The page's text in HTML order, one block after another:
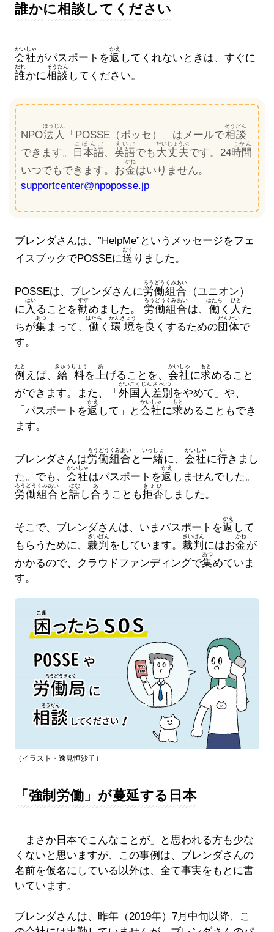
誰かに相談してください
会社
かいしゃ
がパスポートを返
かえ
してくれないときは、すぐに
誰
だれ
かに相談
そうだん
してください。
NPO法人
ほうじん
「POSSE（ポッセ）」はメールで相談
そうだん
できます。 日本語
にほんご
、英語
えいご
でも 大丈夫
だいじょうぶ
です。24時間
じかん
いつでもできます。お金
かね
はいりません。
supportcenter@npoposse.jp
ブレンダさんは、”HelpMe”というメッセージをフェ
イスブックでPOSSEに送
おく
りました。
POSSEは、ブレンダさんに労働
ろうどう
組合
くみあい
（ユニオン）
に入
はい
ることを勧
すす
めました。 労働
ろうどう
組合
くみあい
は、 働
はたら
く 人
ひと
た
ちが集
あつ
まって、 働
はたら
く 環境
かんきょう
を 良
よ
くするための団体
だんたい
で
す。
例
たと
えば、 給料
きゅうりょう
を上
あ
げることを、 会社
かいしゃ
に求
もと
めること
ができます。また、「 外国人
がいこくじん
差別
さべつ
をやめて」や、
「パスポートを返
かえ
して」と会社
かいしゃ
に求
もと
めることもでき
ます。
ブレンダさんは労働
ろうどう
組合
くみあい
と一緒
いっしょ
に、 会社
かいしゃ
に行
い
きまし
た。でも、 会社
かいしゃ
はパスポートを返
かえ
しませんでした。
労働
ろうどう
組合
くみあい
と話
はな
し合
あ
うことも拒否
きょひ
しました。
そこで、ブレンダさんは、いまパスポートを返
かえ
して
もらうために、 裁判
さいばん
をしています。 裁判
さいばん
にはお金
かね
が
かかるので、クラウドファンディングで集
あつ
めていま
す。
（イラスト・逸見恒沙子）
「強制労働」が蔓延する日本
「まさか日本でこんなことが」と思われる方も少な
くないと思いますが、この事例は、ブレンダさんの
名前を仮名にしている以外は、全て事実をもとに書
いています。
ブレンダさんは、昨年（2019年）7月中旬以降、こ